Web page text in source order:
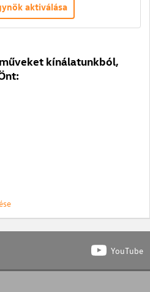
aktiválása
kínálatunkból,
YouTube